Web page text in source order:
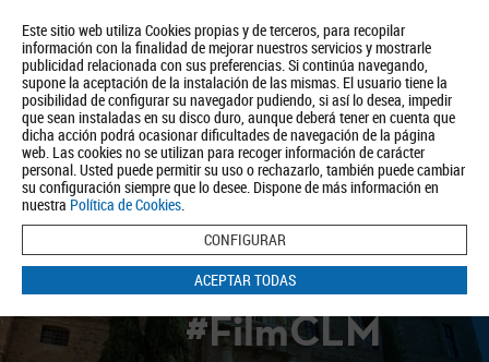
Este sitio web utiliza Cookies propias y de terceros, para recopilar
información con la finalidad de mejorar nuestros servicios y mostrarle
publicidad relacionada con sus preferencias. Si continúa navegando,
supone la aceptación de la instalación de las mismas. El usuario tiene la
posibilidad de configurar su navegador pudiendo, si así lo desea, impedir
que sean instaladas en su disco duro, aunque deberá tener en cuenta que
dicha acción podrá ocasionar dificultades de navegación de la página
web. Las cookies no se utilizan para recoger información de carácter
personal. Usted puede permitir su uso o rechazarlo, también puede cambiar
su configuración siempre que lo desee. Dispone de más información en
nuestra Política de Cookies.
CONFIGURAR
ACEPTAR TODAS
Quiénes somos Turismo Política de Privacidad Aviso Legal
Política de Cookies
BUSCAR
#FilmCLM